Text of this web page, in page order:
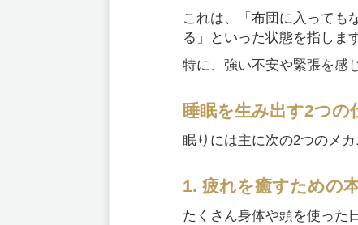
これは、「布団に入っても
る」といった状態を指します
特に、強い不安や緊張を感
睡眠を生み出す2つの
眠りには主に次の2つのメ
1. 疲れを癒すための
たくさん身体や頭を使った